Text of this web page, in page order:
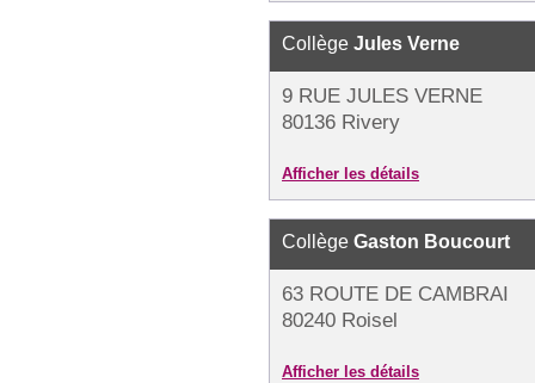
Collège Jules Verne
9 RUE JULES VERNE
80136 Rivery
Afficher les détails
Collège Gaston Boucourt
63 ROUTE DE CAMBRAI
80240 Roisel
Afficher les détails